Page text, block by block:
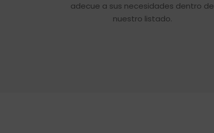
adecue a sus necesidades dentro de
nuestro listado.